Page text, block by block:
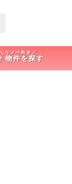
物件を探す